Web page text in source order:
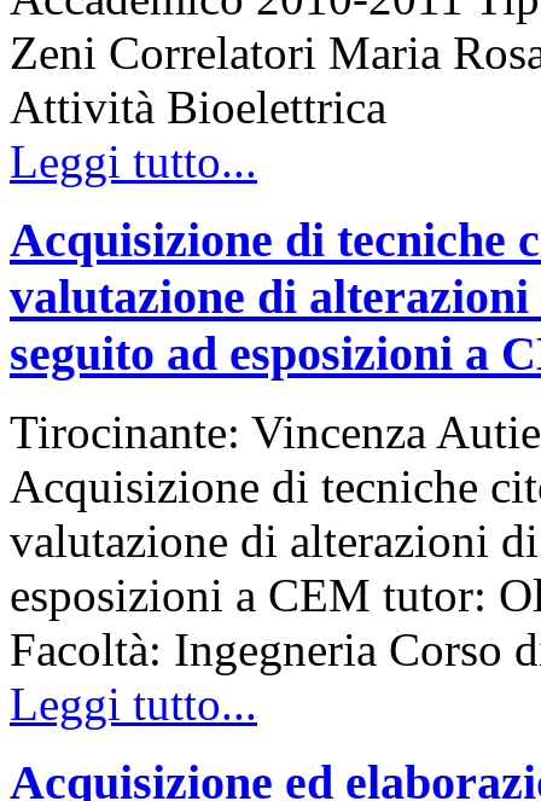
Zeni Correlatori Maria
Attività Bioelettrica
Leggi tutto...
Acquisizione di tecniche
valutazione di
seguito ad esposizioni a
Tirocinante: Vincenza
Acquisizione di tecniche
valutazione di alterazioni
esposizioni a CEM tutor:
Facoltà: Ingegneria
Leggi tutto...
Acquisizione ed